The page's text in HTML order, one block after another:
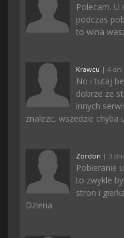
Polecam. U
podczas
to wina
Krawcu | 4
No i tutaj
dobrze ze
innych
znalezc, wszedzie
Zordon | 3
Pobieranie
to zwykle
stron i
Dziena